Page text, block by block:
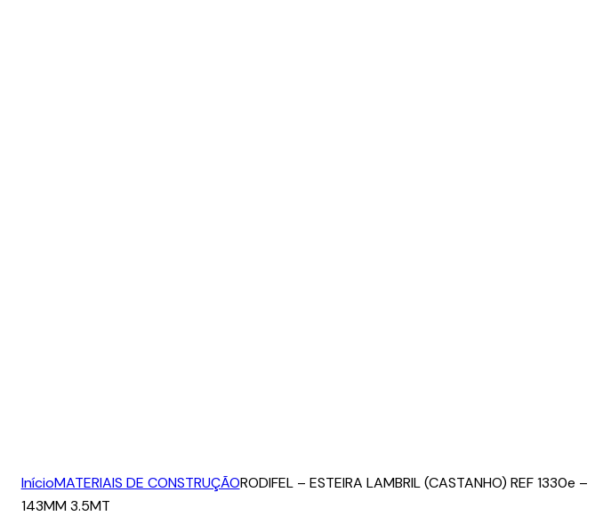
InícioMATERIAIS DE CONSTRUÇÃORODIFEL – ESTEIRA LAMBRIL (CASTANHO) REF 1330e –
143MM 3.5MT